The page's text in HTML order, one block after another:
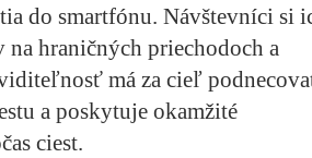
do smartfónu. Návštevníci si
hraničných priechodoch a
má za cieľ
a poskytuje okamžité
ciest.